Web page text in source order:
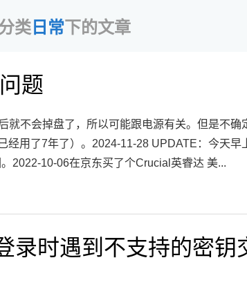
类 日常下的文章
题
不会掉盘了，所以可能跟电源有关。但是不
用了7年了）。2024-11-28 UPDATE：今天早
2022-10-06在京东买了个Crucial英睿达 美...
录时遇到不支持的密钥